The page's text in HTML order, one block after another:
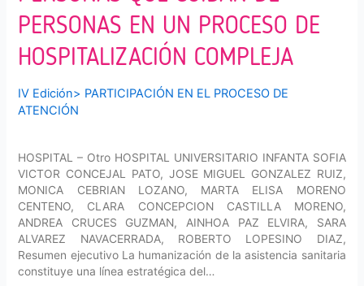
PERSONAS EN UN PROCESO DE
HOSPITALIZACIÓN COMPLEJA
IV Edición> PARTICIPACIÓN EN EL PROCESO DE
ATENCIÓN
HOSPITAL – Otro HOSPITAL UNIVERSITARIO INFANTA SOFIA
VICTOR CONCEJAL PATO, JOSE MIGUEL GONZALEZ RUIZ,
MONICA CEBRIAN LOZANO, MARTA ELISA MORENO
CENTENO, CLARA CONCEPCION CASTILLA MORENO,
ANDREA CRUCES GUZMAN, AINHOA PAZ ELVIRA, SARA
ALVAREZ NAVACERRADA, ROBERTO LOPESINO DIAZ,
Resumen ejecutivo La humanización de la asistencia sanitaria
constituye una línea estratégica del…